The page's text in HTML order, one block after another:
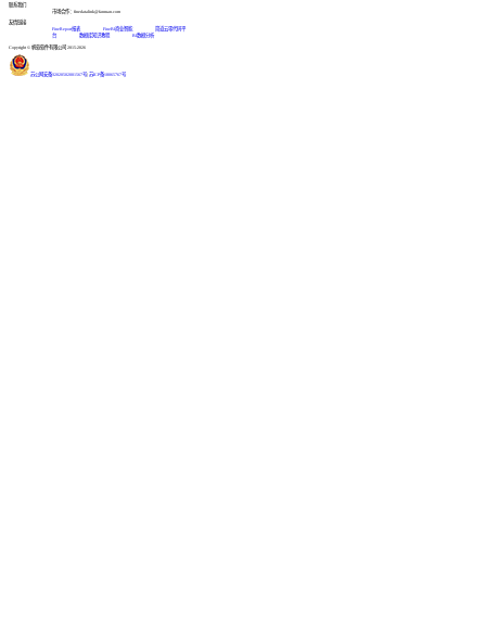
联系我们
市场合作：finedatalink@fanruan.com
友情链接
FineReport报表
FineBI商业智能
简道云零代码平
台
数据库知识教程 BI数据分析
Copyright © 帆软软件有限公司 2015-2026
苏公网安备32020502001567号| 苏ICP备18065767号